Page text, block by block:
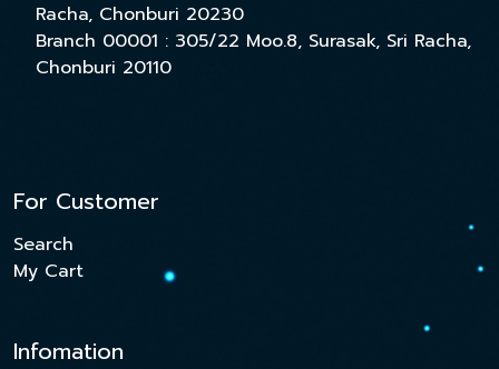
Racha, Chonburi 20230
Branch 00001 : 305/22 Moo.8, Surasak, Sri Racha,
Chonburi 20110
For Customer
Search
My Cart
Infomation